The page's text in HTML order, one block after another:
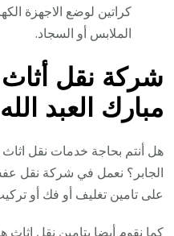
كراتين لوضع الاجهزة
الملابس أو السجاد.
شركة نقل
مبارك العبد
هل أنتم بحاجة خدمات نقل اثاث
الجابر؟ نعمل في شركة نقل
على تامين تغليف أو فك أو
كما نقوم أيضا بتامين نقل اثاث